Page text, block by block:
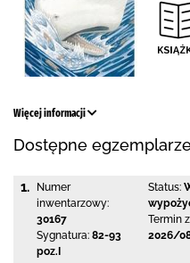
Więcej informacji
Dostępne
1.
Numer
inwentarzowy:
30167
Sygnatura: 82-93
poz.I
Status:
Termin
2026/